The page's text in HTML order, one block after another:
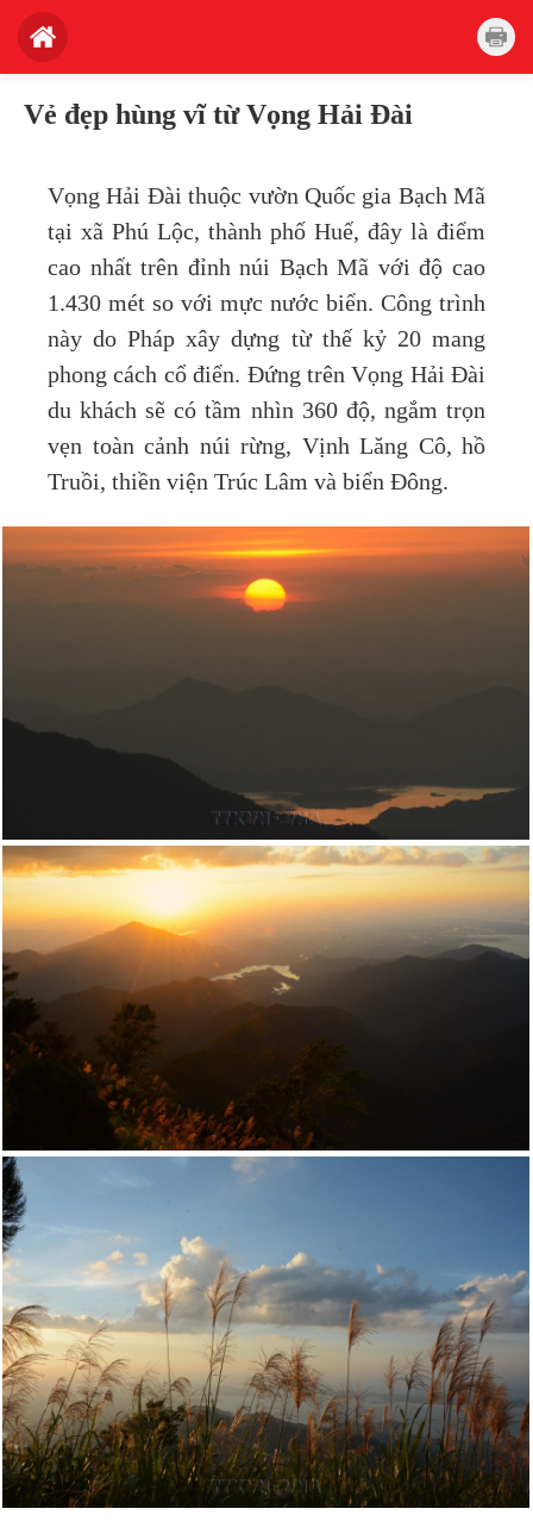
Vẻ đẹp hùng vĩ từ Vọng Hải Đài
Vọng Hải Đài thuộc vườn Quốc gia Bạch Mã
tại xã Phú Lộc, thành phố Huế, đây là điểm
cao nhất trên đỉnh núi Bạch Mã với độ cao
1.430 mét so với mực nước biển. Công trình
này do Pháp xây dựng từ thế kỷ 20 mang
phong cách cổ điển. Đứng trên Vọng Hải Đài
du khách sẽ có tầm nhìn 360 độ, ngắm trọn
vẹn toàn cảnh núi rừng, Vịnh Lăng Cô, hồ
Truồi, thiền viện Trúc Lâm và biển Đông.